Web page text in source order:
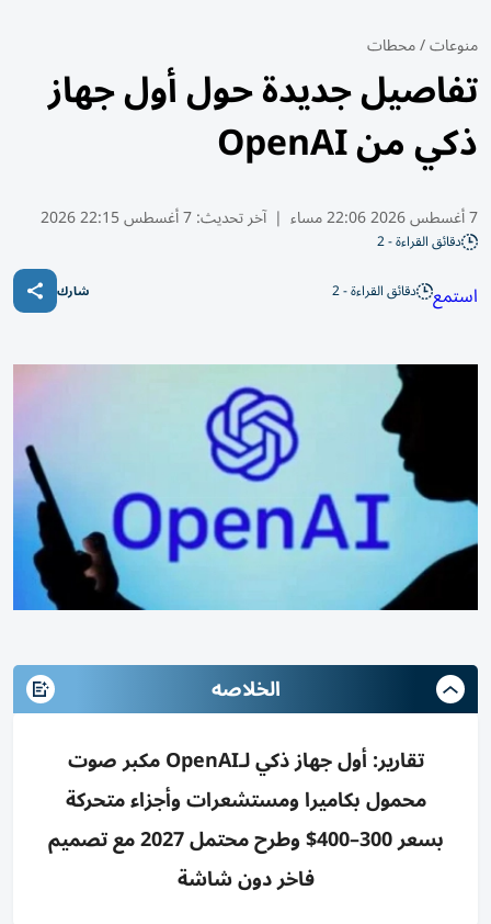
منوعات/محطات
تفاصيل جديدة حول أول جهاز
ذكي من OpenAI
7 أغسطس 2026 22:06 مساء | آخر تحديث:7 أغسطس 22:15 2026
دقائق القراءة - 2
استمع دقائق القراءة - 2 شارك
الخلاصه
تقارير: أول جهاز ذكي لـOpenAI مكبر صوت
محمول بكاميرا ومستشعرات وأجزاء متحركة
بسعر 300–400$ وطرح محتمل 2027 مع تصميم
فاخر دون شاشة